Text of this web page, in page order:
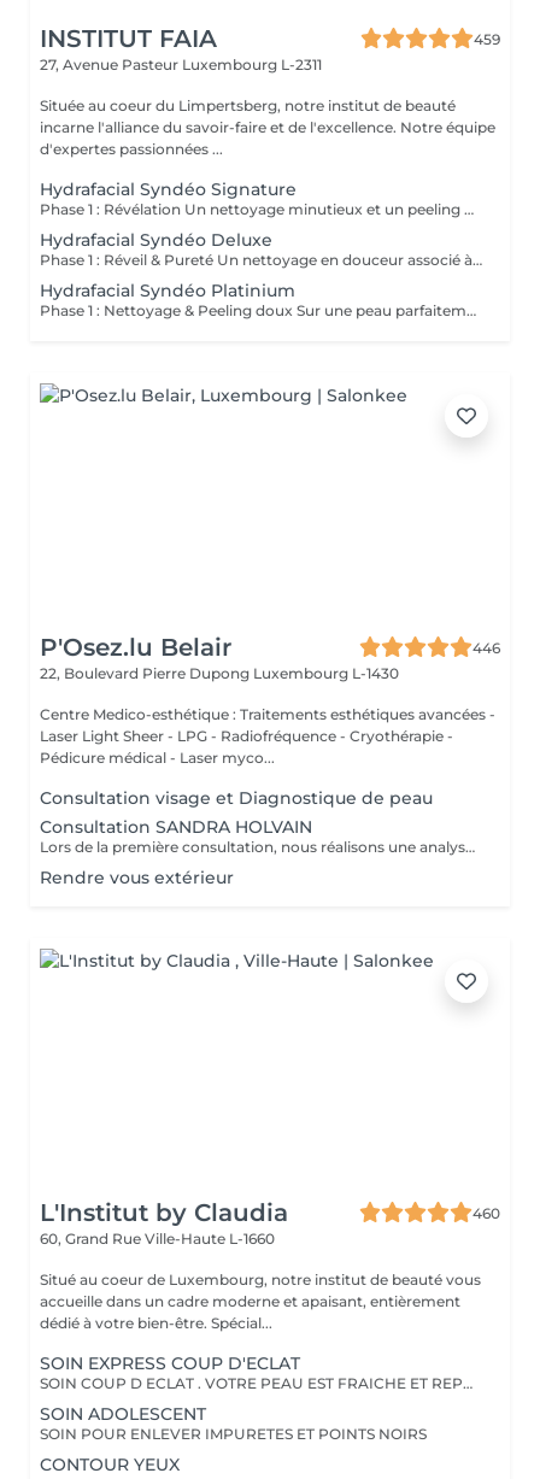
INSTITUT FAIA
459
27, Avenue Pasteur Luxembourg L-2311
Située au coeur du Limpertsberg, notre institut de beauté
incarne l'alliance du savoir-faire et de l'excellence. Notre équipe
d'expertes passionnées ...
Hydrafacial Syndéo Signature
Phase 1 : Révélation Un nettoyage minutieux et un peeling doux libèrent la peau des impuretés, cellules mortes et excès de sébum. La peau respire à nouveau et retrouve sa douceur naturelle. Phase 2 : Purification & Hydratation La technologie brevetée Vortex-Fusion® aspire délicatement les impuretés tout en infusant des actifs hydratants puissants. Les pores sont nettoyés, la peau est fraîche, repulpée et lumineuse. Phase 3 : Régénération & Éclat Des sérums concentrés en antioxydants, peptides et acide hyaluronique réparent, protègent et revitalisent la peau. Le teint s'illumine, la texture s'affine et l'éclat est instantané. Résultat : Une peau nette, hydratée et rayonnante dès la première séance sans irritation, sans temps d'arrêt, simplement sublime.
Hydrafacial Syndéo Deluxe
Phase 1 : Réveil & Pureté Un nettoyage en douceur associé à un peeling délicat réveille l'éclat naturel de la peau, la libérant des impuretés et des cellules ternes. Phase 2 : Extraction & Hydratation La technologie brevetée Vortex-Fusion® purifie les pores tout en infusant des actifs hautement hydratants. La peau est fraîche, lisse et repulpée. Phase 3 : Régénération sur mesure Des sérums concentrés en antioxydants, peptides et acide hyaluronique régénèrent la peau tandis qu'un booster premium et la lumière LED viennent personnaliser le soin selon vos besoins spécifiques. Résultat : Une peau éclatante, détoxifiée et lumineuse dès la première séance, le glow Faia dans toute sa splendeur.
Hydrafacial Syndéo Platinium
Phase 1 : Nettoyage & Peeling doux Sur une peau parfaitement démaquillée, un nettoyage délicat élimine impuretés, excès de sébum et cellules mortes. Un peeling léger à base d'acides salicylique et glycolique désincruste les pores en profondeur et aide à prévenir les imperfections. Phase 2 : Extraction & Hydratation Grâce à la technologie brevetée Vortex-Fusion®, une aspiration douce retire points noirs et comédons tout en infusant des actifs hautement hydratants. La peau est instantanément plus nette, repulpée et éclatante. Phase 3 : Infusion, Protection & Détox Des sérums riches en antioxydants, peptides et acide hyaluronique régénèrent la peau, favorisant détoxification et rajeunissement cellulaire. Un drainage lymphatique complète le soin stimulant ainsi la circulation pour un effet détoxifiant et une peau visiblement revitalisée. Résultat : Une peau fraîche, lumineuse et parfaitement hydratée, sans rougeur, sans temps d'arrêt, simplement éclatante.
P'Osez.lu Belair
446
22, Boulevard Pierre Dupong Luxembourg L-1430
Centre Medico-esthétique : Traitements esthétiques avancées -
Laser Light Sheer - LPG - Radiofréquence - Cryothérapie -
Pédicure médical - Laser myco...
Consultation visage et Diagnostique de peau
Consultation SANDRA HOLVAIN
Lors de la première consultation, nous réalisons une analyse personnalisée de votre peau et de votre routine cosmétique. Nous définissons ensuite un plan de traitement sur mesure, adapté à vos besoins et à vos objectifs.
Rendre vous extérieur
L'Institut by Claudia
460
60, Grand Rue Ville-Haute L-1660
Situé au coeur de Luxembourg, notre institut de beauté vous
accueille dans un cadre moderne et apaisant, entièrement
dédié à votre bien-être. Spécial...
SOIN EXPRESS COUP D'ECLAT
SOIN COUP D ECLAT . VOTRE PEAU EST FRAICHE ET REPOSEE
SOIN ADOLESCENT
SOIN POUR ENLEVER IMPURETES ET POINTS NOIRS
CONTOUR YEUX